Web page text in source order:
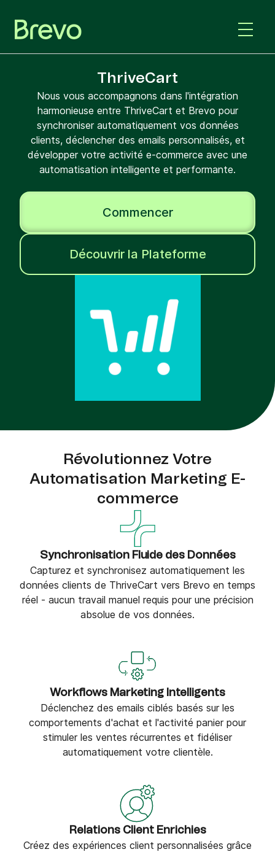
ThriveCart
Nous vous accompagnons dans l'intégration
harmonieuse entre ThriveCart et Brevo pour
synchroniser automatiquement vos données
clients, déclencher des emails personnalisés, et
développer votre activité e-commerce avec une
automatisation intelligente et performante.
Commencer
Découvrir la Plateforme
Révolutionnez Votre
Automatisation Marketing E-
commerce
Synchronisation Fluide des Données
Capturez et synchronisez automatiquement les
données clients de ThriveCart vers Brevo en temps
réel - aucun travail manuel requis pour une précision
absolue de vos données.
Workflows Marketing Intelligents
Déclenchez des emails ciblés basés sur les
comportements d'achat et l'activité panier pour
stimuler les ventes récurrentes et fidéliser
automatiquement votre clientèle.
Relations Client Enrichies
Créez des expériences client personnalisées grâce